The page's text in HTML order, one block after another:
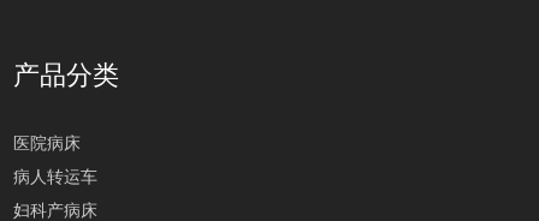
产品分类
医院病床
病人转运车
妇科产病床